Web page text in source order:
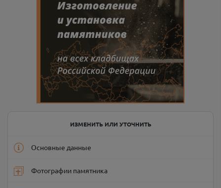
ИЗМЕНИТЬ ИЛИ УТОЧНИТЬ
Основные данные
Фотографии памятника